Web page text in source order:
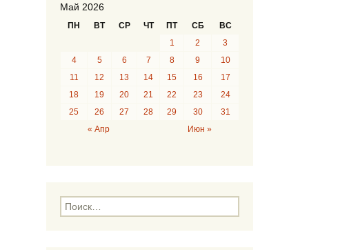
Май 2026
ПН ВТ СР ЧТ ПТ СБ ВС
« Апр Июн »
1 2
3
4
5 6 7 8 9
10
11
12 13 14 15 16
17
18
19 20 21 22 23
24
25
26 27 28 29 30 31
Н
а